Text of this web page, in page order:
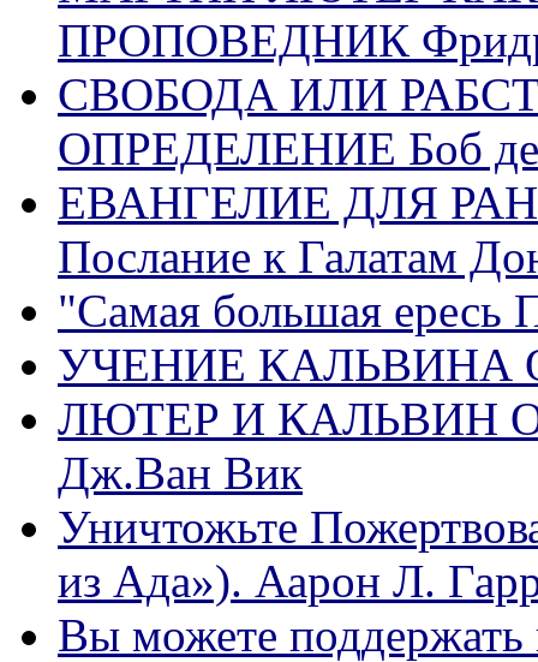
ПРОПОВЕДНИК
СВОБОДА ИЛИ
ОПРЕДЕЛЕНИЕ Боб де
ЕВАНГЕЛИЕ ДЛЯ
Послание к Галатам
"Самая большая ересь
УЧЕНИЕ КАЛЬВИНА
ЛЮТЕР И КАЛЬВИН
Дж.Ван Вик
Уничтожьте
из Ада»). Аарон Л.
Вы можете